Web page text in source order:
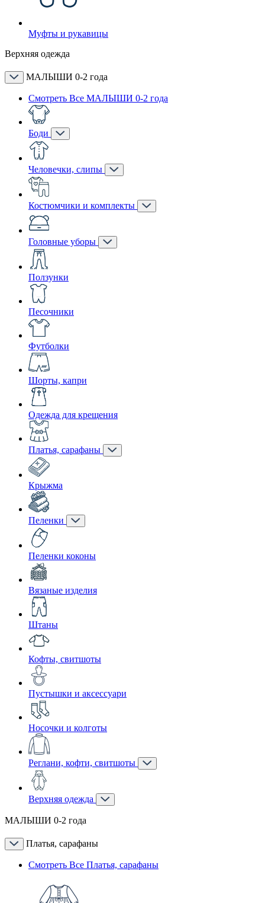
Муфты и рукавицы
Верхняя одежда
МАЛЫШИ 0-2 года
Смотреть Все МАЛЫШИ 0-2 года
Боди
Человечки, слипы
Костюмчики и комплекты
Головные уборы
Ползунки
Песочники
Футболки
Шорты, капри
Одежда для крещения
Платья, сарафаны
Крыжма
Пеленки
Пеленки коконы
Вязаные изделия
Штаны
Кофты, свитшоты
Пустышки и аксессуари
Носочки и колготы
Реглани, кофти, свитшоты
Верхняя одежда
МАЛЫШИ 0-2 года
Платья, сарафаны
Смотреть Все Платья, сарафаны